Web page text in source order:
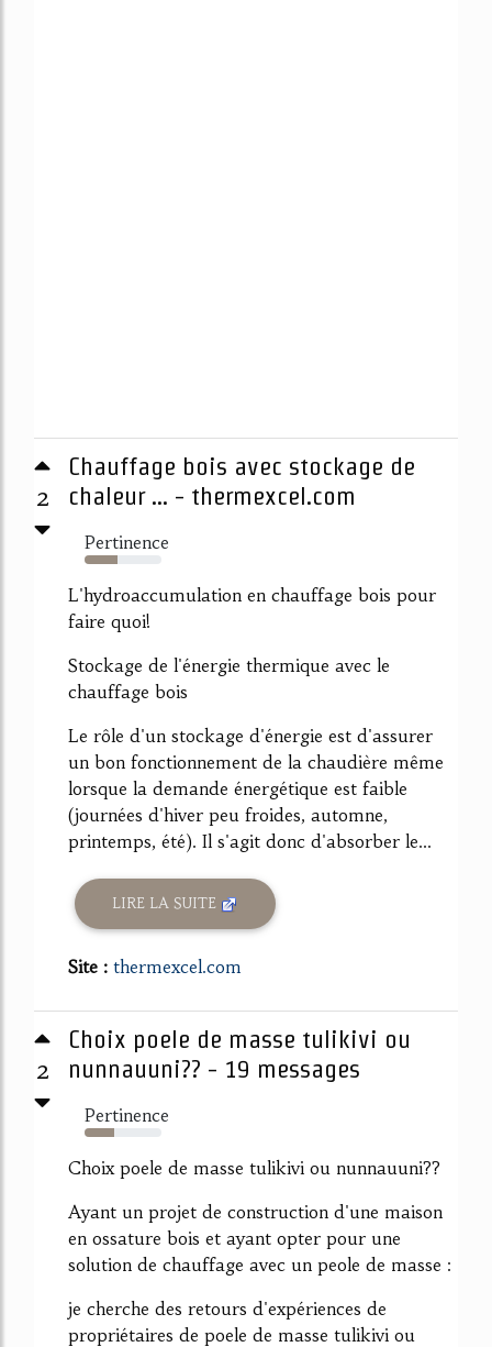
2
Chauffage bois avec stockage de
chaleur ... - thermexcel.com
Pertinence
43%
L'hydroaccumulation en chauffage bois pour
faire quoi!
Stockage de l'énergie thermique avec le
chauffage bois
Le rôle d'un stockage d'énergie est d'assurer
un bon fonctionnement de la chaudière même
lorsque la demande énergétique est faible
(journées d'hiver peu froides, automne,
printemps, été). Il s'agit donc d'absorber le...
LIRE LA SUITE
Site : thermexcel.com
2
Choix poele de masse tulikivi ou
nunnauuni?? - 19 messages
Pertinence
39%
Choix poele de masse tulikivi ou nunnauuni??
Ayant un projet de construction d'une maison
en ossature bois et ayant opter pour une
solution de chauffage avec un peole de masse :
je cherche des retours d'expériences de
propriétaires de poele de masse tulikivi ou